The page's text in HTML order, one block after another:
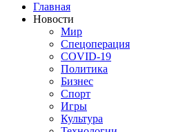
Главная
Новости
Мир
Спецоперация
COVID-19
Политика
Бизнес
Спорт
Игры
Культура